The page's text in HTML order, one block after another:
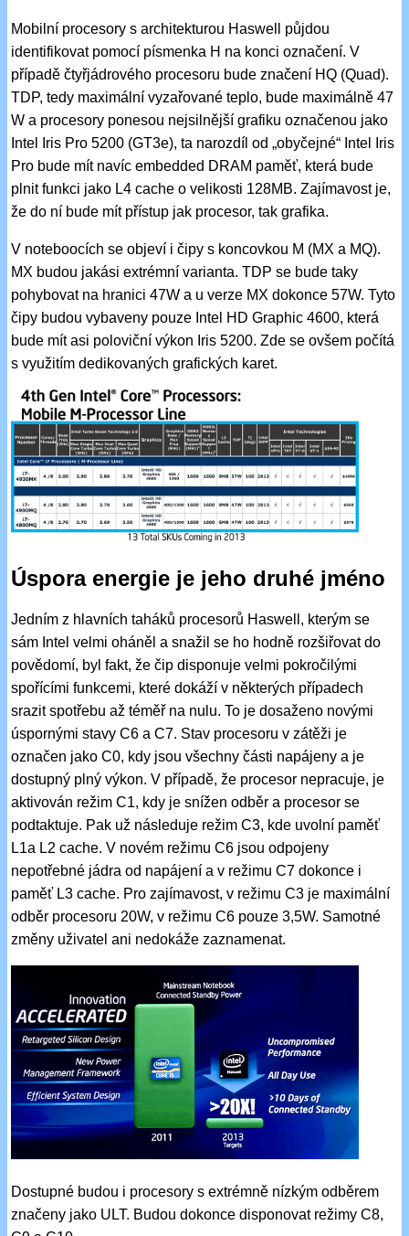
Mobilní procesory s architekturou Haswell půjdou
identifikovat pomocí písmenka H na konci označení. V
případě čtyřjádrového procesoru bude značení HQ (Quad).
TDP, tedy maximální vyzařované teplo, bude maximálně 47
W a procesory ponesou nejsilnější grafiku označenou jako
Intel Iris Pro 5200 (GT3e), ta narozdíl od „obyčejné“ Intel Iris
Pro bude mít navíc embedded DRAM paměť, která bude
plnit funkci jako L4 cache o velikosti 128MB. Zajímavost je,
že do ní bude mít přístup jak procesor, tak grafika.
V noteboocích se objeví i čipy s koncovkou M (MX a MQ).
MX budou jakási extrémní varianta. TDP se bude taky
pohybovat na hranici 47W a u verze MX dokonce 57W. Tyto
čipy budou vybaveny pouze Intel HD Graphic 4600, která
bude mít asi poloviční výkon Iris 5200. Zde se ovšem počítá
s využitím dedikovaných grafických karet.
Úspora energie je jeho druhé jméno
Jedním z hlavních taháků procesorů Haswell, kterým se
sám Intel velmi oháněl a snažil se ho hodně rozšiřovat do
povědomí, byl fakt, že čip disponuje velmi pokročilými
spořícími funkcemi, které dokáží v některých případech
srazit spotřebu až téměř na nulu. To je dosaženo novými
úspornými stavy C6 a C7. Stav procesoru v zátěži je
označen jako C0, kdy jsou všechny části napájeny a je
dostupný plný výkon. V případě, že procesor nepracuje, je
aktivován režim C1, kdy je snížen odběr a procesor se
podtaktuje. Pak už následuje režim C3, kde uvolní paměť
L1a L2 cache. V novém režimu C6 jsou odpojeny
nepotřebné jádra od napájení a v režimu C7 dokonce i
paměť L3 cache. Pro zajímavost, v režimu C3 je maximální
odběr procesoru 20W, v režimu C6 pouze 3,5W. Samotné
změny uživatel ani nedokáže zaznamenat.
Dostupné budou i procesory s extrémně nízkým odběrem
značeny jako ULT. Budou dokonce disponovat režimy C8,